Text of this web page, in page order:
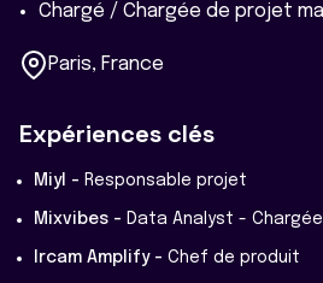
Chargé / Chargée de projet
Paris, France
Expériences clés
Miyl - Responsable projet
Mixvibes - Data Analyst -
Ircam Amplify - Chef de produit